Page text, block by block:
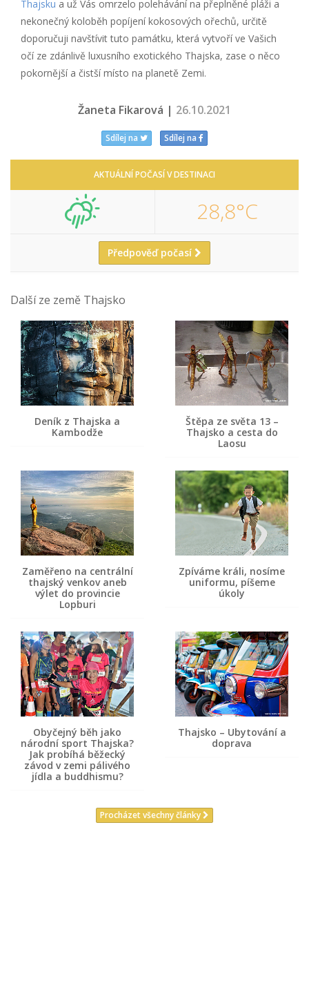
Thajsku a už Vás omrzelo polehávání na přeplněné pláži a
nekonečný koloběh popíjení kokosových ořechů, určitě
doporučuji navštívit tuto památku, která vytvoří ve Vašich
očí ze zdánlivě luxusního exotického Thajska, zase o něco
pokornější a čistší místo na planetě Zemi.
Žaneta Fikarová | 26.10.2021
Sdílej na Sdílej na
AKTUÁLNÍ POČASÍ V DESTINACI
28,8°C
Předpověď počasí
Další ze země Thajsko
Deník z Thajska a
Kambodže
Štěpa ze světa 13 –
Thajsko a cesta do
Laosu
Zaměřeno na centrální
thajský venkov aneb
výlet do provincie
Lopburi
Zpíváme králi, nosíme
uniformu, píšeme
úkoly
Obyčejný běh jako
národní sport Thajska?
Jak probíhá běžecký
závod v zemi pálivého
jídla a buddhismu?
Thajsko – Ubytování a
doprava
Procházet všechny články